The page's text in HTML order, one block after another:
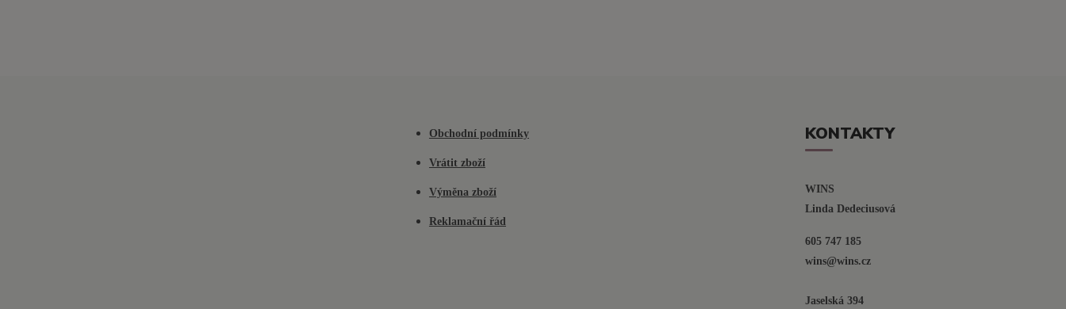
Obchodní podmínky
Vrátit zboží
Výměna zboží
Reklamační řád
KONTAKTY
WINS
Linda Dedeciusová
605 747 185
wins@wins.cz
Jaselská 394